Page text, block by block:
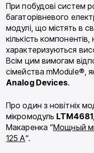
При побудові систем
багаторівневого
модулі, що містять в
кількість
характеризуються
Всім цим вимогам
сімейства mModule®,
Analog Devices.
Про один з новітніх
мікромодуль LTM4681
Макаренка “Мощный
125 А“.